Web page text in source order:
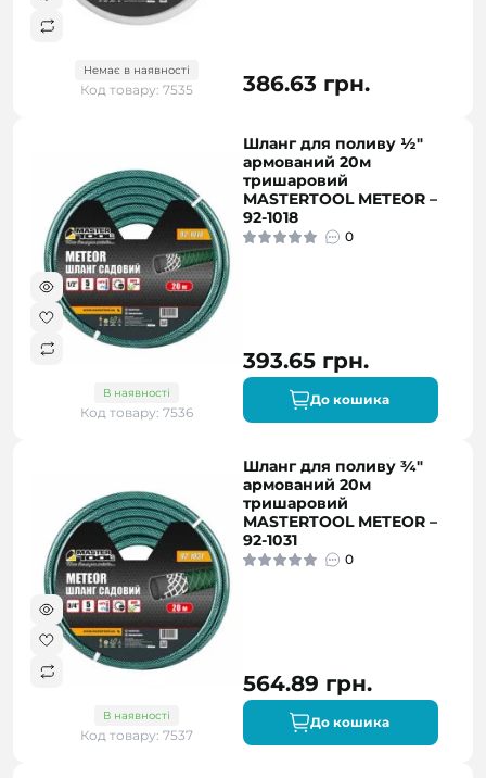
Немає в наявності
Код товару: 7535 386.63 грн.
В наявності
Код товару: 7536
Шланг для поливу ½"
армований 20м
тришаровий
MASTERTOOL METEOR –
92-1018
0
393.65 грн.
До кошика
В наявності
Код товару: 7537
Шланг для поливу ¾"
армований 20м
тришаровий
MASTERTOOL METEOR –
92-1031
0
564.89 грн.
До кошика